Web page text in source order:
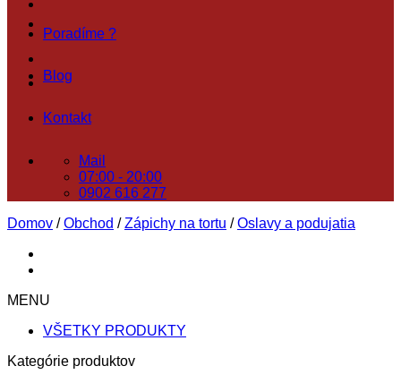
Poradíme ?
Blog
Kontakt
Mail
07:00 - 20:00
0902 616 277
Domov / Obchod / Zápichy na tortu / Oslavy a podujatia
MENU
VŠETKY PRODUKTY
Kategórie produktov